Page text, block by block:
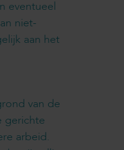
eventueel
niet-
aan het
van de
gerichte
arbeid.